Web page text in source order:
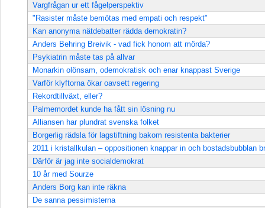
Vargfrågan ur ett fågelperspektiv
"Rasister måste bemötas med empati och respekt"
Kan anonyma nätdebatter rädda demokratin?
Anders Behring Breivik - vad fick honom att mörda?
Psykiatrin måste tas på allvar
Monarkin olönsam, odemokratisk och enar knappast Sverige
Varför klyftorna ökar oavsett regering
Rekordtillväxt, eller?
Palmemordet kunde ha fått sin lösning nu
Alliansen har plundrat svenska folket
Borgerlig rädsla för lagstiftning bakom resistenta bakterier
2011 i kristallkulan – oppositionen knappar in och bostadsbubblan
Därför är jag inte socialdemokrat
10 år med Sourze
Anders Borg kan inte räkna
De sanna pessimisterna